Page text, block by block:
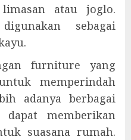
atau joglo.
sebagai
furniture yang
memperindah
adanya berbagai
memberikan
suasana rumah.